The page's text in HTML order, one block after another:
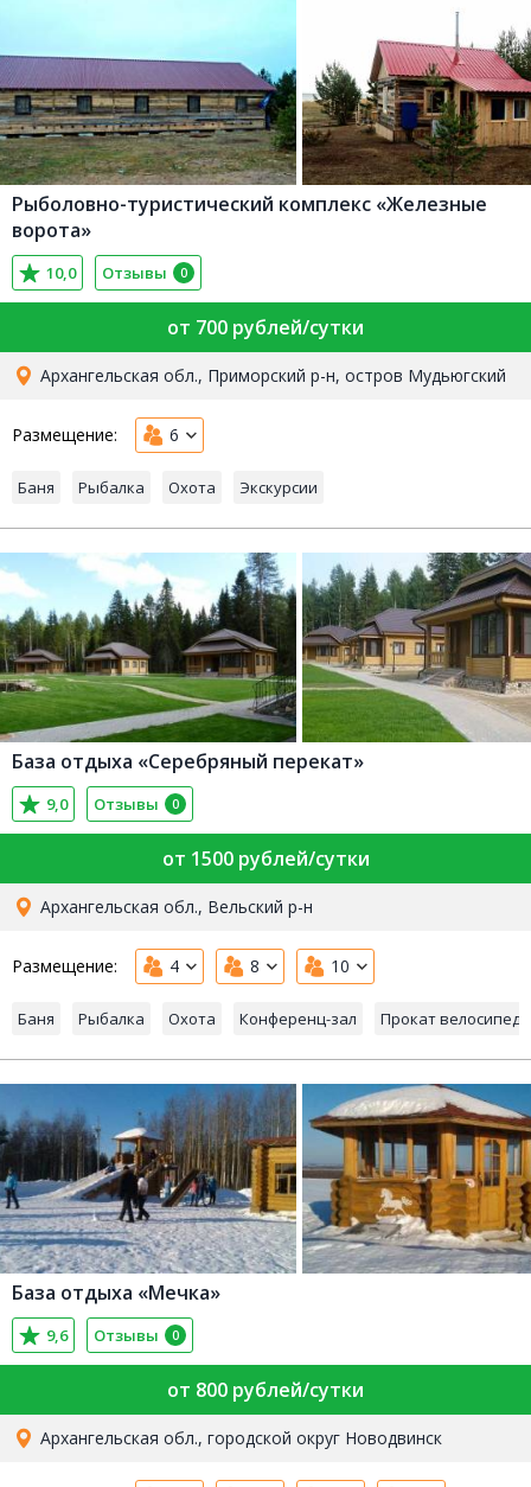
Рыболовно-туристический комплекс «Железные
ворота»
10,0 Отзывы 0
от 700 рублей/сутки
Архангельская обл., Приморский р-н, остров Мудьюгский
Размещение: 6
Баня Рыбалка Охота Экскурсии
База отдыха «Серебряный перекат»
9,0 Отзывы 0
от 1500 рублей/сутки
Архангельская обл., Вельский р-н
Размещение: 4 8 10
Баня Рыбалка Охота Конференц-зал Прокат
База отдыха «Мечка»
9,6 Отзывы 0
от 800 рублей/сутки
Архангельская обл., городской округ Новодвинск